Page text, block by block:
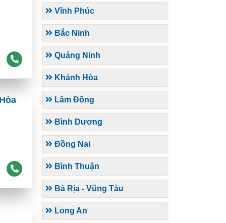
Vĩnh Phúc
Bắc Ninh
Quảng Ninh
Khánh Hòa
Lâm Đồng
Bình Dương
Đồng Nai
Bình Thuận
Bà Rịa - Vũng Tàu
Long An